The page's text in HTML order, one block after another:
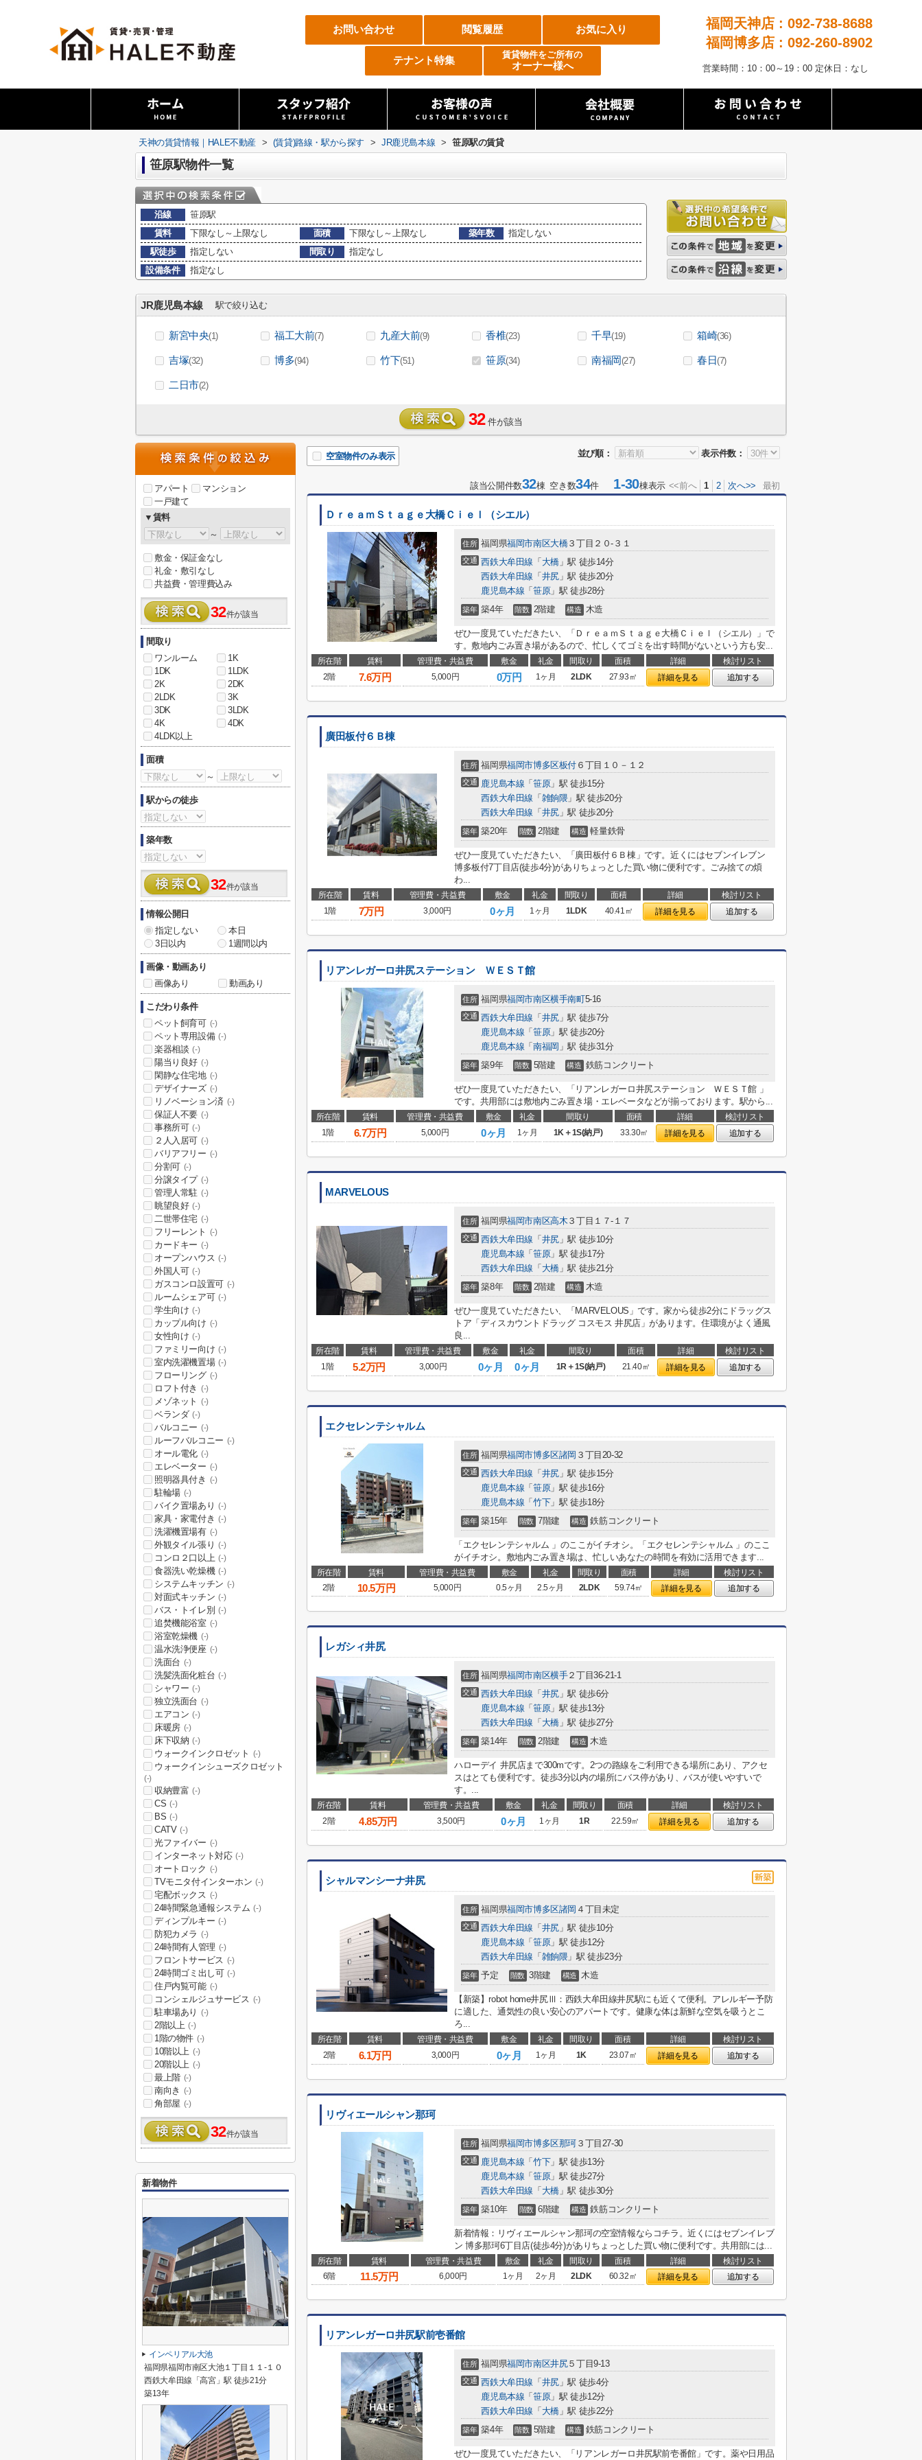
お問い合わせ 閲覧履歴 お気に入り
テナント特集 賃貸物件をご所有の
オーナー様へ
福岡天神店 : 092-738-8688
福岡博多店 : 092-260-8902
営業時間：10：00～19：00 定休日：なし
天神の賃貸情報｜HALE不動産 > (賃貸)路線・駅から探す > JR鹿児島本線 > 笹原駅の賃貸
笹原駅物件一覧
沿線
笹原駅
賃料
下限なし～上限なし 面積 下限なし～上限なし 築年数
指定しない
駅徒歩
指定しない 間取り
指定なし
設備条件
指定なし
JR鹿児島本線 駅で絞り込む
新宮中央(1) 福工大前(7) 九産大前(9) 香椎(23) 千早(19) 箱崎(36)
吉塚(32) 博多(94) 竹下(51) 笹原(34) 南福岡(27) 春日(7)
二日市(2)
32 件が該当
並び順： 表示件数：
空室物件のみ表示
該当公開件数32棟 空き数34件1-30棟表示 <<前へ 1 2 次へ>> 最初
ＤｒｅａｍＳｔａｇｅ大橋Ｃｉｅｌ（シエル）
住所 福岡県福岡市南区大橋３丁目２０-３１
交通 西鉄大牟田線 「 大橋」駅 徒歩14分
西鉄大牟田線 「 井尻」駅 徒歩20分
鹿児島本線 「 笹原」駅 徒歩28分
築年 築4年 階数 2階建 構造 木造
ぜひ一度見ていただきたい、「ＤｒｅａｍＳｔａｇｅ大橋Ｃｉｅｌ（シエル）」で
す。敷地内ごみ置き場があるので、忙しくてゴミを出す時間がないという方も安...
所在階 賃料 管理費・共益費 敷金 礼金 間取り 面積 詳細
検討リスト
2階
7.6万円 5,000円 0万円 1ヶ月 2LDK 27.93㎡ 詳細を見る 追加する
廣田板付６Ｂ棟
住所 福岡県福岡市博多区板付 ６丁目１０－１２
交通 鹿児島本線 「 笹原」駅 徒歩15分
西鉄大牟田線 「 雑餉隈」駅 徒歩20分
西鉄大牟田線 「 井尻」駅 徒歩20分
築年 築20年 階数 2階建 構造 軽量鉄骨
ぜひ一度見ていただきたい、「廣田板付６Ｂ棟」です。近くにはセブンイレブン
博多板付7丁目店(徒歩4分)がありちょっとした買い物に便利です。ごみ捨ての煩
わ...
所在階 賃料 管理費・共益費 敷金 礼金 間取り 面積 詳細
検討リスト
1階
7万円 3,000円 0ヶ月 1ヶ月 1LDK 40.41㎡ 詳細を見る 追加する
リアンレガーロ井尻ステーション ＷＥＳＴ館
住所 福岡県福岡市南区横手南町5-16
交通 西鉄大牟田線 「 井尻」駅 徒歩7分
鹿児島本線 「 笹原」駅 徒歩20分
鹿児島本線 「 南福岡 」駅 徒歩31分
築年 築9年 階数 5階建 構造 鉄筋コンクリート
ぜひ一度見ていただきたい、「リアンレガーロ井尻ステーション ＷＥＳＴ館 」
です。共用部には敷地内ごみ置き場・エレベータなどが揃っております。駅から...
所在階 賃料 管理費・共益費 敷金 礼金 間取り 面積 詳細
検討リスト
1階
6.7万円 5,000円 0ヶ月 1ヶ月 1K＋1S(納戸) 33.30㎡ 詳細を見る 追加する
MARVELOUS
住所 福岡県福岡市南区高木 ３丁目１７-１７
交通 西鉄大牟田線 「 井尻」駅 徒歩10分
鹿児島本線 「 笹原」駅 徒歩17分
西鉄大牟田線 「 大橋」駅 徒歩21分
築年 築8年 階数 2階建 構造 木造
ぜひ一度見ていただきたい、「MARVELOUS」です。家から徒歩2分にドラッグス
トア「ディスカウントドラッグ コスモス 井尻店」があります。住環境がよく通風
良...
所在階 賃料 管理費・共益費 敷金 礼金 間取り 面積 詳細
検討リスト
1階
5.2万円 3,000円 0ヶ月 0ヶ月 1R＋1S(納戸) 21.40㎡ 詳細を見る 追加する
エクセレンテシャルム
住所 福岡県福岡市博多区諸岡 ３丁目20-32
交通 西鉄大牟田線 「 井尻」駅 徒歩15分
鹿児島本線 「 笹原」駅 徒歩16分
鹿児島本線 「 竹下」駅 徒歩18分
築年 築15年 階数 7階建 構造 鉄筋コンクリート
「エクセレンテシャルム 」のここがイチオシ。「エクセレンテシャルム 」のここ
がイチオシ。敷地内ごみ置き場は、忙しいあなたの時間を有効に活用できます...
所在階 賃料 管理費・共益費 敷金 礼金 間取り 面積 詳細
検討リスト
2階
10.5万円 5,000円 0.5ヶ月 2.5ヶ月 2LDK 59.74㎡ 詳細を見る 追加する
レガシィ井尻
住所 福岡県福岡市南区横手２丁目36-21-1
交通 西鉄大牟田線 「 井尻」駅 徒歩6分
鹿児島本線 「 笹原」駅 徒歩13分
西鉄大牟田線 「 大橋」駅 徒歩27分
築年 築14年 階数 2階建 構造 木造
ハローデイ 井尻店まで300mです。2つの路線をご利用できる場所にあり、アクセ
スはとても便利です。徒歩3分以内の場所にバス停があり、バスが使いやすいで
す。...
所在階 賃料 管理費・共益費 敷金 礼金 間取り 面積 詳細
検討リスト
2階
4.85万円 3,500円 0ヶ月 1ヶ月 1R 22.59㎡ 詳細を見る 追加する
シャルマンシーナ井尻
住所 福岡県福岡市博多区諸岡 ４丁目未定
交通 西鉄大牟田線 「 井尻」駅 徒歩10分
鹿児島本線 「 笹原」駅 徒歩12分
西鉄大牟田線 「 雑餉隈」駅 徒歩23分
築年 予定 階数 3階建 構造 木造
【新築】robot home井尻Ⅲ：西鉄大牟田線井尻駅にも近くて便利。アレルギー予防
に適した、通気性の良い安心のアパートです。健康な体は新鮮な空気を吸うとこ
ろ...
所在階 賃料 管理費・共益費 敷金 礼金 間取り 面積 詳細
検討リスト
2階
6.1万円 3,000円 0ヶ月 1ヶ月 1K 23.07㎡ 詳細を見る 追加する
リヴィエールシャン那珂
住所 福岡県福岡市博多区那珂 ３丁目27-30
交通 鹿児島本線 「 竹下」駅 徒歩13分
鹿児島本線 「 笹原」駅 徒歩27分
西鉄大牟田線 「 大橋」駅 徒歩30分
築年 築10年 階数 6階建 構造 鉄筋コンクリート
新着情報：リヴィエールシャン那珂の空室情報ならコチラ。近くにはセブンイレブ
ン 博多那珂6丁目店(徒歩4分)がありちょっとした買い物に便利です。共用部には...
所在階 賃料 管理費・共益費 敷金 礼金 間取り 面積 詳細
検討リスト
6階
11.5万円 6,000円 1ヶ月 2ヶ月 2LDK 60.32㎡ 詳細を見る 追加する
リアンレガーロ井尻駅前壱番館
住所 福岡県福岡市南区井尻５丁目9-13
交通 西鉄大牟田線 「 井尻」駅 徒歩4分
鹿児島本線 「 笹原」駅 徒歩12分
西鉄大牟田線 「 大橋」駅 徒歩22分
築年 築4年 階数 5階建 構造 鉄筋コンクリート
ぜひ一度見ていただきたい、「リアンレガーロ井尻駅前壱番館」です。薬や日用品
アパート
マンション
一戸建て
▼賃料
～
敷金・保証金なし
礼金・敷引なし
共益費・管理費込み
32件が該当
間取り
ワンルーム
1K
1DK
1LDK
2K
2DK
2LDK
3K
3DK
3LDK
4K
4DK
4LDK以上
面積
～
駅からの徒歩
築年数
32件が該当
情報公開日
指定しない
本日
3日以内
1週間以内
画像・動画あり
画像あり
動画あり
こだわり条件
ペット飼育可 (-)
ペット専用設備 (-)
楽器相談 (-)
陽当り良好 (-)
閑静な住宅地 (-)
デザイナーズ (-)
リノベーション済 (-)
保証人不要 (-)
事務所可 (-)
２人入居可 (-)
バリアフリー (-)
分割可 (-)
分譲タイプ (-)
管理人常駐 (-)
眺望良好 (-)
二世帯住宅 (-)
フリーレント (-)
カードキー (-)
オープンハウス (-)
外国人可 (-)
ガスコンロ設置可 (-)
ルームシェア可 (-)
学生向け (-)
カップル向け (-)
女性向け (-)
ファミリー向け (-)
室内洗濯機置場 (-)
フローリング (-)
ロフト付き (-)
メゾネット (-)
ベランダ (-)
バルコニー (-)
ルーフバルコニー (-)
オール電化 (-)
エレベーター (-)
照明器具付き (-)
駐輪場 (-)
バイク置場あり (-)
家具・家電付き (-)
洗濯機置場有 (-)
外観タイル張り (-)
コンロ２口以上 (-)
食器洗い乾燥機 (-)
システムキッチン (-)
対面式キッチン (-)
バス・トイレ別 (-)
追焚機能浴室 (-)
浴室乾燥機 (-)
温水洗浄便座 (-)
洗面台 (-)
洗髪洗面化粧台 (-)
シャワー (-)
独立洗面台 (-)
エアコン (-)
床暖房 (-)
床下収納 (-)
ウォークインクロゼット (-)
ウォークインシューズクロゼット
(-)
収納豊富 (-)
CS (-)
BS (-)
CATV (-)
光ファイバー (-)
インターネット対応 (-)
オートロック (-)
TVモニタ付インターホン (-)
宅配ボックス (-)
24時間緊急通報システム (-)
ディンプルキー (-)
防犯カメラ (-)
24時間有人管理 (-)
フロントサービス (-)
24時間ゴミ出し可 (-)
住戸内覧可能 (-)
コンシェルジュサービス (-)
駐車場あり (-)
2階以上 (-)
1階の物件 (-)
10階以上 (-)
20階以上 (-)
最上階 (-)
南向き (-)
角部屋 (-)
32件が該当
新着物件
インペリアル大池
福岡県福岡市南区大池１丁目１１-１０
西鉄大牟田線「高宮」駅 徒歩21分
築13年